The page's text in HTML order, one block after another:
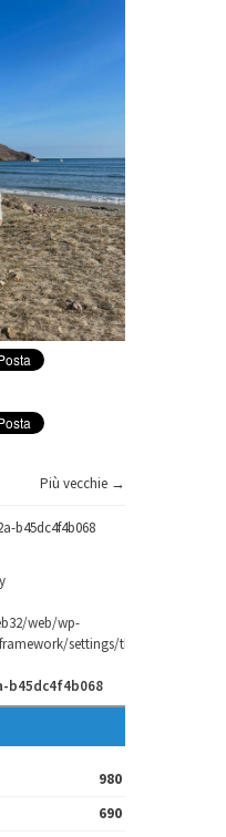
Più vecchie →
b45dc4f4b068
web/wp-
settings/theme-
b45dc4f4b068
980
690